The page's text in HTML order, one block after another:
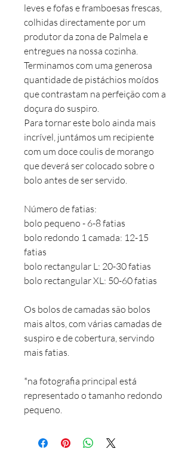
leves e fofas e framboesas frescas,
colhidas directamente por um
produtor da zona de Palmela e
entregues na nossa cozinha.
Terminamos com uma generosa
quantidade de pistáchios moídos
que contrastam na perfeição com a
doçura do suspiro.
Para tornar este bolo ainda mais
incrível, juntámos um recipiente
com um doce coulis de morango
que deverá ser colocado sobre o
bolo antes de ser servido.
Número de fatias:
bolo pequeno - 6-8 fatias
bolo redondo 1 camada: 12-15
fatias
bolo rectangular L: 20-30 fatias
bolo rectangular XL: 50-60 fatias
Os bolos de camadas são bolos
mais altos, com várias camadas de
suspiro e de cobertura, servindo
mais fatias.
*na fotografia principal está
representado o tamanho redondo
pequeno.